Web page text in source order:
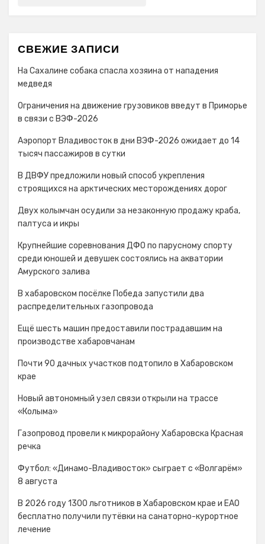
СВЕЖИЕ ЗАПИСИ
На Сахалине собака спасла хозяина от нападения
медведя
Ограничения на движение грузовиков введут в Приморье
в связи с ВЭФ-2026
Аэропорт Владивосток в дни ВЭФ-2026 ожидает до 14
тысяч пассажиров в сутки
В ДВФУ предложили новый способ укрепления
строящихся на арктических месторождениях дорог
Двух колымчан осудили за незаконную продажу краба,
палтуса и икры
Крупнейшие соревнования ДФО по парусному спорту
среди юношей и девушек состоялись на акватории
Амурского залива
В хабаровском посёлке Победа запустили два
распределительных газопровода
Ещё шесть машин предоставили пострадавшим на
производстве хабаровчанам
Почти 90 дачных участков подтопило в Хабаровском
крае
Новый автономный узел связи открыли на трассе
«Колыма»
Газопровод провели к микрорайону Хабаровска Красная
речка
Футбол: «Динамо-Владивосток» сыграет с «Волгарём»
8 августа
В 2026 году 1300 льготников в Хабаровском крае и ЕАО
бесплатно получили путёвки на санаторно-курортное
лечение